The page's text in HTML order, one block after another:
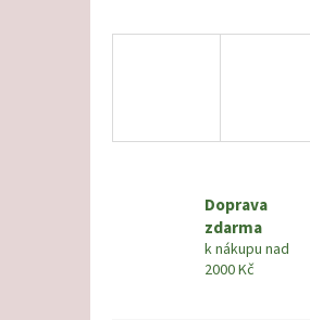
Doprava
zdarma
k nákupu nad
2000 Kč